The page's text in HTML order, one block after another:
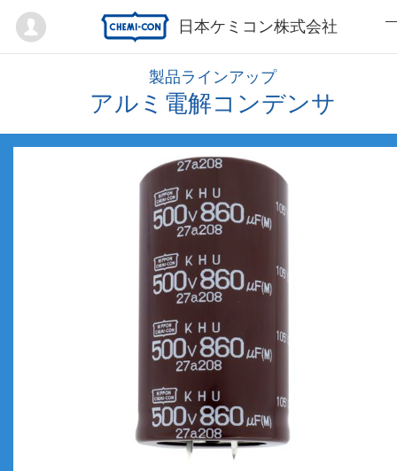
日本ケミコン株式会社
Mypage
製品ラインアップ
アルミ電解コンデンサ